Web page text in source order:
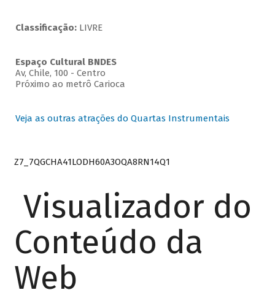
Classificação: LIVRE
Espaço Cultural BNDES
Av, Chile, 100 - Centro
Próximo ao metrô Carioca
Veja as outras atrações do Quartas Instrumentais
Z7_7QGCHA41LODH60A3OQA8RN14Q1
Visualizador do
Conteúdo da
Web